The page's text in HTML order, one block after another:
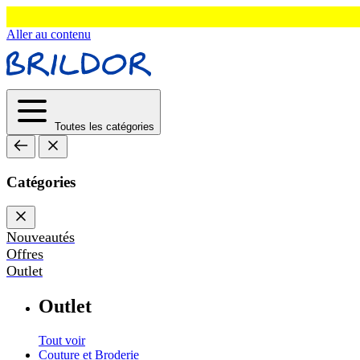
Aller au contenu
Toutes les catégories
Catégories
Nouveautés
Offres
Outlet
Outlet
Tout voir
Couture et Broderie